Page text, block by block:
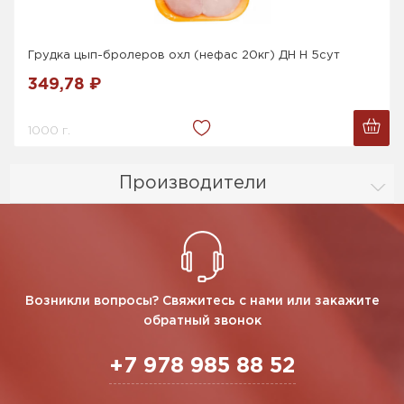
Производители
Грудка цып-бролеров охл (нефас 20кг) ДН Н 5сут
349,78 ₽
1000 г.
Возникли вопросы? Свяжитесь с нами или закажите
обратный звонок
+7 978 985 88 52